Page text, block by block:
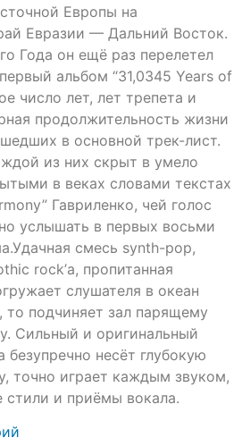
Европы на
Евразии — Дальний Восток.
Года он ещё раз перелетел
альбом “31,0345 Years of
число лет, лет трепета и
продолжительность жизни
в основной трек-лист.
из них скрыт в умело
в веках словами текстах
Гавриленко, чей голос
услышать в первых восьми
смесь synth-pop,
rock’а, пропитанная
слушателя в океан
то подчиняет зал парящему
Сильный и оригинальный
несёт глубокую
точно играет каждым звуком,
стили и приёмы вокала.